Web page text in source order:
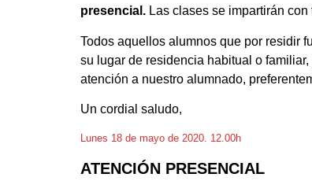
presencial. Las clases se impartirán
Todos aquellos alumnos que por residir
su lugar de residencia habitual o
atención a nuestro alumnado,
Un cordial saludo,
Lunes 18 de mayo de 2020. 12.00h
ATENCIÓN PRESENCIAL